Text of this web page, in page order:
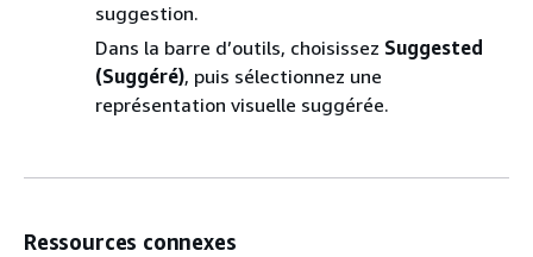
suggestion.
Dans la barre d’outils, choisissez Suggested
(Suggéré), puis sélectionnez une
représentation visuelle suggérée.
Ressources connexes